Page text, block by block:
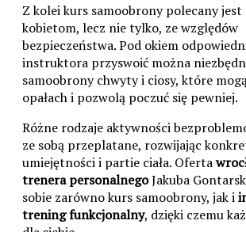
Z kolei kurs samoobrony polecany jest
kobietom, lecz nie tylko, ze względów
bezpieczeństwa. Pod okiem
instruktora przyswoić można
samoobrony chwyty i ciosy, które
opałach i pozwolą poczuć się pewniej.
Różne rodzaje aktywności
ze sobą przeplatane, rozwijając
umiejętności i partie ciała. Oferta
trenera personalnegoJakuba
sobie zarówno kurs samoobrony, jak i
trening funkcjonalny, dzięki czemu